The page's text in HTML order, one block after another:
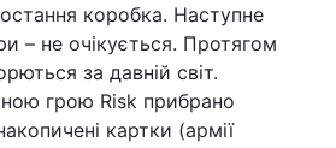
коробка. Наступне
– не очікується. Протягом
за давній світ.
грою Risk прибрано
картки (армії